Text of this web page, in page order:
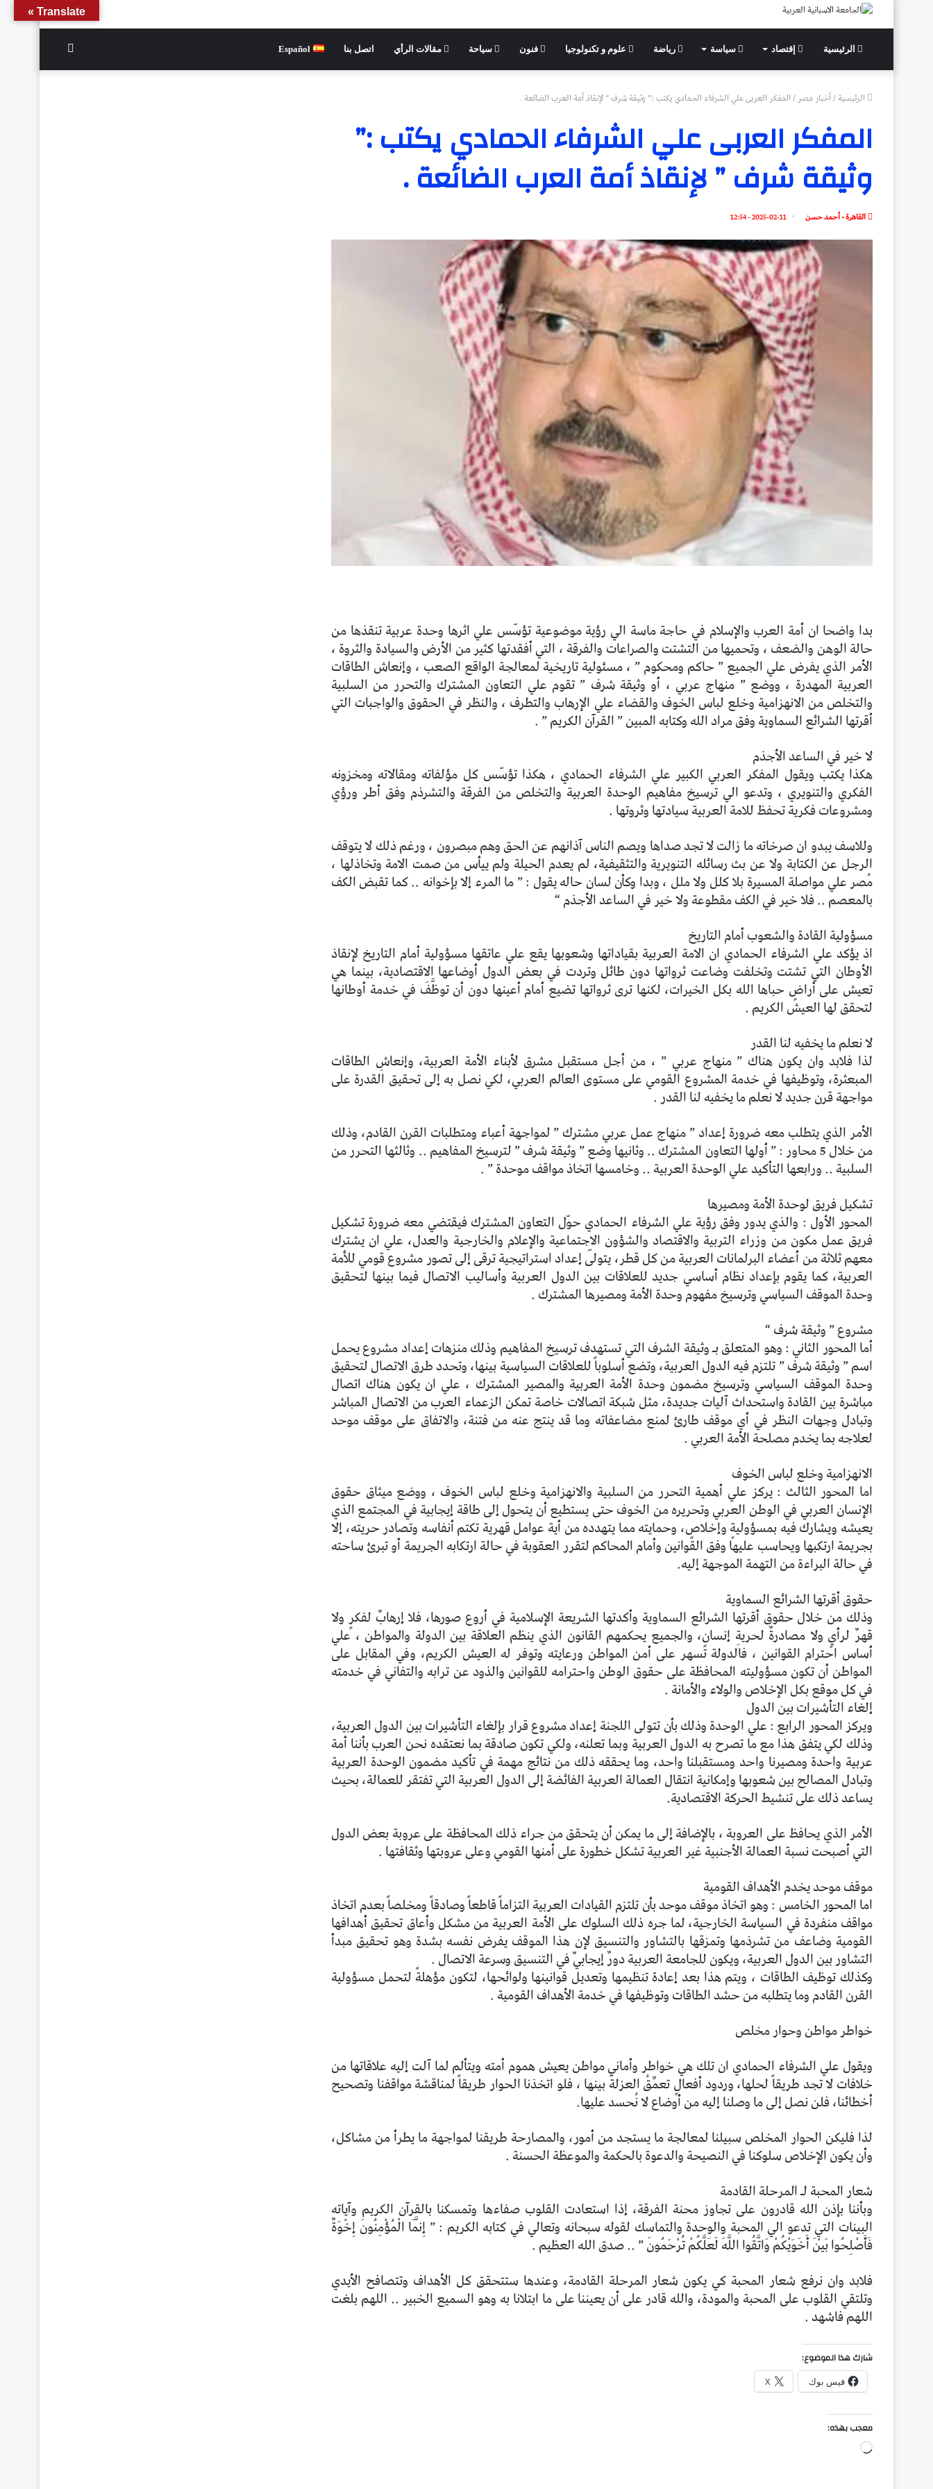
الرئيسية إقتصاد سياسة رياضة علوم و تكنولوجيا فنون سياحة مقالات الرأي اتصل بنا Español
الرئيسية/أخبار مصر/المفكر العربى علي الشرفاء الحمادي يكتب :” وثيقة شرف ” لإنقاذ أمة العرب الضائعة .
المفكر العربى علي الشرفاء الحمادي يكتب :”
وثيقة شرف ” لإنقاذ أمة العرب الضائعة .
القاهرة - أحمد حسن 2025-02-11 - 12:54
بدا واضحا ان أمة العرب والإسلام في حاجة ماسة الي رؤية موضوعية تؤسّس علي اثرها وحدة عربية تنقذها من
حالة الوهن والضعف ، وتحميها من التشتت والصراعات والفرقة ، التي أفقدتها كثير من الأرض والسيادة والثروة ،
الأمر الذي يفرض علي الجميع ” حاكم ومحكوم ” ، مسئولية تاريخية لمعالجة الواقع الصعب ، وإنعاش الطاقات
العربية المهدرة ، ووضع ” منهاج عربي ، أو وثيقة شرف ” تقوم علي التعاون المشترك والتحرر من السلبية
والتخلص من الانهزامية وخلع لباس الخوف والقضاء علي الإرهاب والتطرف ، والنظر في الحقوق والواجبات التي
أقرتها الشرائع السماوية وفق مراد الله وكتابه المبين ” القرآن الكريم ” .
لا خير في الساعد الأجذم
هكذا يكتب ويقول المفكر العربي الكبير علي الشرفاء الحمادي ، هكذا تؤسّس كل مؤلفاته ومقالاته ومخزونه
الفكري والتنويري ، وتدعو الي ترسيخ مفاهيم الوحدة العربية والتخلص من الفرقة والتشرذم وفق أطر ورؤي
ومشروعات فكرية تحفظ للامة العربية سيادتها وثروتها .
وللاسف يبدو ان صرخاته ما زالت لا تجد صداها ويصم الناس آذانهم عن الحق وهم مبصرون ، ورغم ذلك لا يتوقف
الرجل عن الكتابة ولا عن بث رسائله التنويرية والتثقيفية، لم يعدم الحيلة ولم ييأس من صمت الامة وتخاذلها ،
مُصر علي مواصلة المسيرة بلا كلل ولا ملل ، وبدا وكأن لسان حاله يقول : ” ما المرء إلا بإخوانه .. كما تقبض الكف
بالمعصم .. فلا خير في الكف مقطوعة ولا خير في الساعد الأجذم “
مسؤولية القادة والشعوب أمام التاريخ
اذ يؤكد علي الشرفاء الحمادي ان الامة العربية بقياداتها وشعوبها يقع علي عاتقها مسؤولية أمام التاريخ لإنقاذ
الأوطان التي تشتت وتخلفت وضاعت ثرواتها دون طائل وتردت في بعض الدول أوضاعها الاقتصادية، بينما هي
تعيش على أراضٍ حباها الله بكل الخيرات، لكنها ترى ثرواتها تضيع أمام أعينها دون أن توظَّفَ في خدمة أوطانها
لتحقق لها العيش الكريم .
لا نعلم ما يخفيه لنا القدر
لذا فلابد وان يكون هناك ” منهاج عربي ” ، من أجل مستقبل مشرق لأبناء الأمة العربية، وإنعاشِ الطاقات
المبعثرة، وتوظيفها في خدمة المشروع القومي على مستوى العالم العربي، لكي نصل به إلى تحقيق القدرة على
مواجهة قرن جديد لا نعلم ما يخفيه لنا القدر .
الأمر الذي يتطلب معه ضرورة إعداد ” منهاج عمل عربي مشترك ” لمواجهة أعباء ومتطلبات القرن القادم، وذلك
من خلال 5 محاور : ” أولها التعاون المشترك .. وثانيها وضع ” وثيقة شرف ” لترسيخ المفاهيم .. وثالثها التحرر من
السلبية .. ورابعها التأكيد علي الوحدة العربية .. وخامسها اتخاذ مواقف موحدة ” .
تشكيل فريق لوحدة الأمة ومصيرها
المحور الأول : والذي يدور وفق رؤية علي الشرفاء الحمادي حوّل التعاون المشترك فيقتضي معه ضرورة تشكيل
فريق عمل مكون من وزراء التربية والاقتصاد والشؤون الاجتماعية والإعلام والخارجية والعدل، علي ان يشترك
معهم ثلاثة من أعضاء البرلمانات العربية من كل قطر، يتولّى إعداد استراتيجية ترقى إلى تصور مشروع قومي للأمة
العربية، كما يقوم بإعداد نظام أساسي جديد للعلاقات بين الدول العربية وأساليب الاتصال فيما بينها لتحقيق
وحدة الموقف السياسي وترسيخ مفهوم وحدة الأمة ومصيرها المشترك .
مشروع ” وثيقة شرف “
أما المحور الثاني : وهو المتعلق بـ وثيقة الشرف التي تستهدف ترسيخ المفاهيم وذلك منزهات إعداد مشروع يحمل
اسم ” وثيقة شرف ” تلتزم فيه الدول العربية، وتضع أسلوباً للعلاقات السياسية بينها، وتحدد طرق الاتصال لتحقيق
وحدة الموقف السياسي وترسيخ مضمون وحدة الأمة العربية والمصير المشترك ، علي ان يكون هناك اتصال
مباشرة بين القادة واستحداث آليات جديدة، مثل شبكة اتصالات خاصة تمكن الزعماء العرب من الاتصال المباشر
وتبادل وجهات النظر في أي موقف طارئ لمنع مضاعفاته وما قد ينتج عنه من فتنة، والاتفاق على موقف موحد
لعلاجه بما يخدم مصلحة الأمة العربي .
الانهزامية وخلع لباس الخوف
اما المحور الثالث : يركز علي أهمية التحرر من السلبية والانهزامية وخلع لباس الخوف ، ووضع ميثاق حقوق
الإنسان العربي في الوطن العربي وتحريره من الخوف حتى يستطيع أن يتحول إلى طاقة إيجابية في المجتمع الذي
يعيشه ويشارك فيه بمسؤوليةٍ وإخلاصٍ، وحمايته مما يتهدده من أية عوامل قهرية تكتم أنفاسه وتصادر حريته، إلا
بجريمة ارتكبها ويحاسب عليها وفق القوانين وأمام المحاكم لتقرر العقوبة في حالة ارتكابه الجريمة أو تبرئ ساحته
في حالة البراءة من التهمة الموجهة إليه.
حقوق أقرتها الشرائع السماوية
وذلك من خلال حقوق أقرتها الشرائع السماوية وأكدتها الشريعة الإسلامية في أروع صورها، فلا إرهابٌ لفكرٍ ولا
قهرٌ لرأيٍ ولا مصادرةٌ لحريةِ إنسانٍ، والجميع يحكمهم القانون الذي ينظم العلاقة بين الدولة والمواطن ، علي
أساس احترام القوانين ، فالدولة تسهر على أمن المواطن ورعايته وتوفر له العيش الكريم، وفي المقابل على
المواطن أن تكون مسؤوليته المحافظة على حقوق الوطن واحترامه للقوانين والذود عن ترابه والتفاني في خدمته
في كل موقع بكل الإخلاص والولاء والأمانة .
إلغاء التأشيرات بين الدول
ويركز المحور الرابع : علي الوحدة وذلك بأن تتولى اللجنة إعداد مشروع قرار بإلغاء التأشيرات بين الدول العربية،
وذلك لكي يتفق هذا مع ما تصرح به الدول العربية وبما تعلنه، ولكي تكون صادقة بما نعتقده نحن العرب بأننا أمة
عربية واحدة ومصيرنا واحد ومستقبلنا واحد، وما يحققه ذلك من نتائج مهمة في تأكيد مضمون الوحدة العربية
وتبادل المصالح بين شعوبها وإمكانية انتقال العمالة العربية الفائضة إلى الدول العربية التي تفتقر للعمالة، بحيث
يساعد ذلك على تنشيط الحركة الاقتصادية.
الأمر الذي يحافظ على العروبة ، بالإضافة إلى ما يمكن أن يتحقق من جراء ذلك المحافظة على عروبة بعض الدول
التي أصبحت نسبة العمالة الأجنبية غير العربية تشكل خطورة على أمنها القومي وعلى عروبتها وثقافتها .
موقف موحد يخدم الأهداف القومية
اما المحور الخامس : وهو اتخاذ موقف موحد بأن تلتزم القيادات العربية التزاماً قاطعاً وصادقاً ومخلصاً بعدم اتخاذ
مواقف منفردة في السياسة الخارجية، لما جره ذلك السلوك على الأمة العربية من مشكل وأعاق تحقيق أهدافها
القومية وضاعف من تشرذمها وتمزقها بالتشاور والتنسيق لإن هذا الموقف يفرض نفسه بشدة وهو تحقيق مبدأ
التشاور بين الدول العربية، ويكون للجامعة العربية دورٌ إيجابيٌ في التنسيق وسرعة الاتصال .
وكذلك توظيف الطاقات ، ويتم هذا بعد إعادة تنظيمها وتعديل قوانينها ولوائحها، لتكون مؤهلةً لتحمل مسؤولية
القرن القادم وما يتطلبه من حشد الطاقات وتوظيفها في خدمة الأهداف القومية .
خواطر مواطن وحوار مخلص
ويقول علي الشرفاء الحمادي ان تلك هي خواطر وأماني مواطن يعيش هموم أمته ويتألم لما آلت إليه علاقاتها من
خلافات لا تجد طريقاً لحلها، وردود أفعالٍ تعمِّقُ العزلةَ بينها ، فلو اتخذنا الحوار طريقاً لمناقشة مواقفنا وتصحيح
أخطائنا، فلن نصل إلى ما وصلنا إليه من أوضاع لا نُحسد عليها.
لذا فليكن الحوار المخلص سبيلنا لمعالجة ما يستجد من أمور، والمصارحة طريقنا لمواجهة ما يطرأ من مشاكل،
وأن يكون الإخلاص سلوكنا في النصيحة والدعوة بالحكمة والموعظة الحسنة .
شعار المحبة لـ المرحلة القادمة
وبأننا بإذن الله قادرون على تجاوز محنة الفرقة، إذا استعادت القلوب صفاءها وتمسكنا بالقرآن الكريم وآياته
البينات التي تدعو الي المحبة والوحدة والتماسك لقوله سبحانه وتعالي في كتابه الكريم : ” إِنَّمَا الْمُؤْمِنُونَ إِخْوَةٌ
فَأَصْلِحُوا بَيْنَ أَخَوَيْكُمْ وَاتَّقُوا اللَّهَ لَعَلَّكُمْ تُرْحَمُونَ ” .. صدق الله العظيم .
فلابد وان نرفع شعار المحبة كي يكون شعار المرحلة القادمة، وعندها ستتحقق كل الأهداف وتتصافح الأيدي
وتلتقي القلوب على المحبة والمودة، والله قادر على أن يعيننا على ما ابتلانا به وهو السميع الخبير .. اللهم بلغت
اللهم فاشهد .
شارك هذا الموضوع:
فيس بوك X
معجب بهذه:
جاري
Translate »